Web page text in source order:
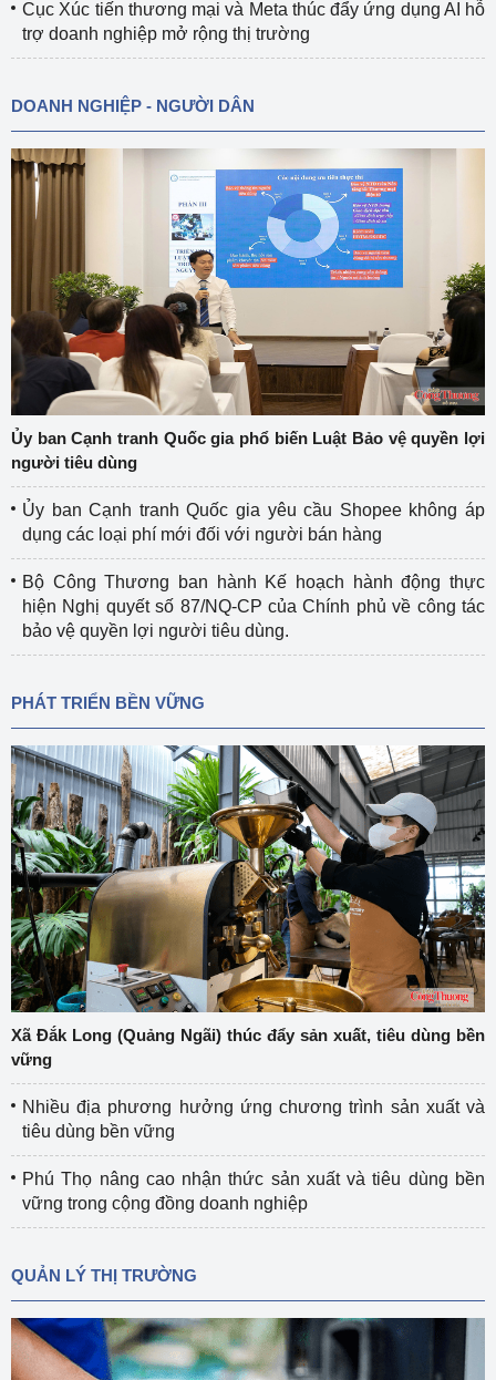
Cục Xúc tiến thương mại và Meta thúc đẩy ứng dụng AI hỗ
trợ doanh nghiệp mở rộng thị trường
DOANH NGHIỆP - NGƯỜI DÂN
Ủy ban Cạnh tranh Quốc gia phổ biến Luật Bảo vệ quyền lợi
người tiêu dùng
Ủy ban Cạnh tranh Quốc gia yêu cầu Shopee không áp
dụng các loại phí mới đối với người bán hàng
Bộ Công Thương ban hành Kế hoạch hành động thực
hiện Nghị quyết số 87/NQ-CP của Chính phủ về công tác
bảo vệ quyền lợi người tiêu dùng.
PHÁT TRIỂN BỀN VỮNG
Xã Đắk Long (Quảng Ngãi) thúc đẩy sản xuất, tiêu dùng bền
vững
Nhiều địa phương hưởng ứng chương trình sản xuất và
tiêu dùng bền vững
Phú Thọ nâng cao nhận thức sản xuất và tiêu dùng bền
vững trong cộng đồng doanh nghiệp
QUẢN LÝ THỊ TRƯỜNG